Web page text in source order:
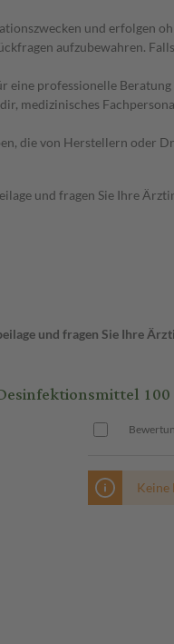
und erfolgen
aufzubewahren.
eine professionelle
medizinisches
die von Herstellern oder
und fragen Sie Ihre
und fragen Sie Ihre
Keine